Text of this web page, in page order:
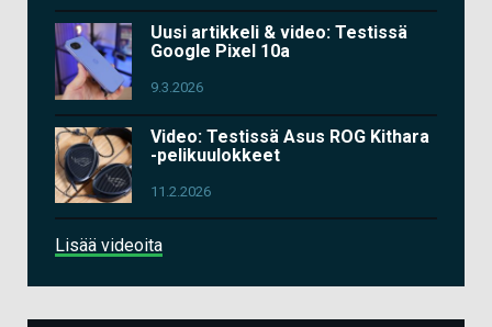
Uusi artikkeli & video: Testissä
Google Pixel 10a
9.3.2026
Video: Testissä Asus ROG Kithara
-pelikuulokkeet
11.2.2026
Lisää videoita